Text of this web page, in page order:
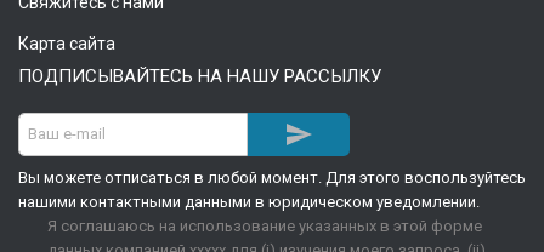
Карта сайта
ПОДПИСЫВАЙТЕСЬ НА НАШУ РАССЫЛКУ

Вы можете отписаться в любой момент. Для этого воспользуйтесь
нашими контактными данными в юридическом уведомлении.
Я соглашаюсь на использование указанных в этой форме